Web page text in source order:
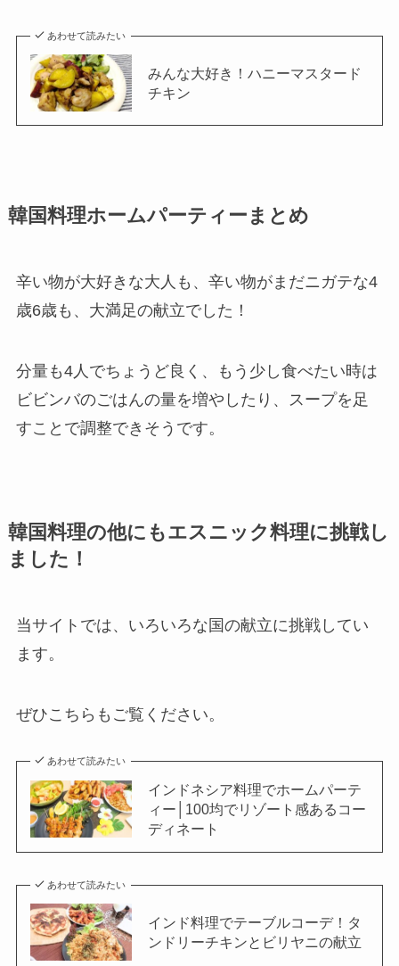
あわせて読みたい
みんな大好き！ハニーマスタード
チキン
韓国料理ホームパーティーまとめ
辛い物が大好きな大人も、辛い物がまだニガテな4
歳6歳も、大満足の献立でした！
分量も4人でちょうど良く、もう少し食べたい時は
ビビンバのごはんの量を増やしたり、スープを足
すことで調整できそうです。
韓国料理の他にもエスニック料理に挑戦し
ました！
当サイトでは、いろいろな国の献立に挑戦してい
ます。
ぜひこちらもご覧ください。
あわせて読みたい
インドネシア料理でホームパーテ
ィー│100均でリゾート感あるコー
ディネート
あわせて読みたい
インド料理でテーブルコーデ！タ
ンドリーチキンとビリヤニの献立